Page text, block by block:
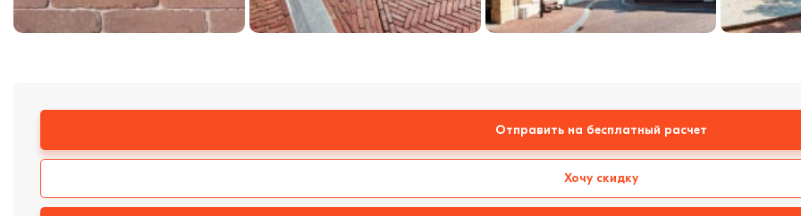
Отправить на бесплатный расчет
Хочу скидку